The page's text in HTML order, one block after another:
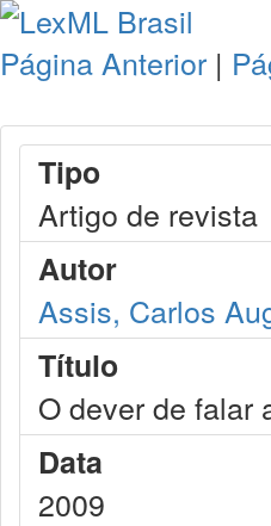
Página Anterior |
Tipo
Artigo de revista
Autor
Assis, Carlos
Título
O dever de falar
Data
2009